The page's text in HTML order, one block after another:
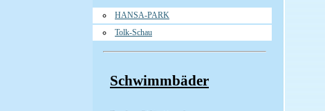
HANSA-PARK
Tolk-Schau
Schwimmbäder